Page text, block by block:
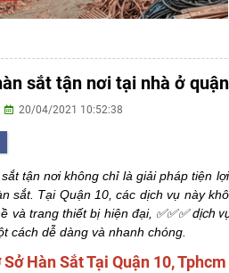
sắt tận nơi tại nhà ở
20/04/2021 10:52:38
tận nơi không chỉ là giải pháp tiện
sắt. Tại Quận 10, các dịch vụ này
và trang thiết bị hiện đại, ✅✅✅ dịch
cách dễ dàng và nhanh chóng.
Hàn Sắt Tại Quận 10,